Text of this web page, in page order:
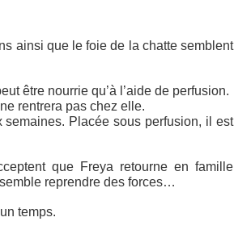
ainsi que le foie de la chatte semblent
être nourrie qu’à l’aide de perfusion.
rentrera pas chez elle.
Placée sous perfusion, il est
que Freya retourne en famille
reprendre des forces…
temps.